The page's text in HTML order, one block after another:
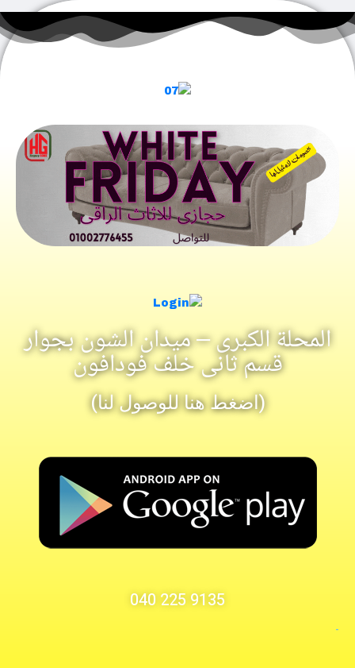
المحلة الكبرى – ميدان الشون بجوار
قسم ثانى خلف فودافون
(اضغط هنا للوصول لنا)
9135 225 040
-